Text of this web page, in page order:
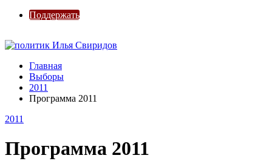
Поддержать
Главная
Выборы
2011
Программа 2011
2011
Программа 2011